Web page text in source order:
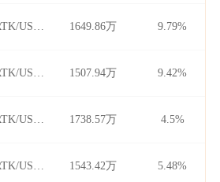
1649.86万 9.79%
1507.94万 9.42%
1738.57万 4.5%
1543.42万 5.48%